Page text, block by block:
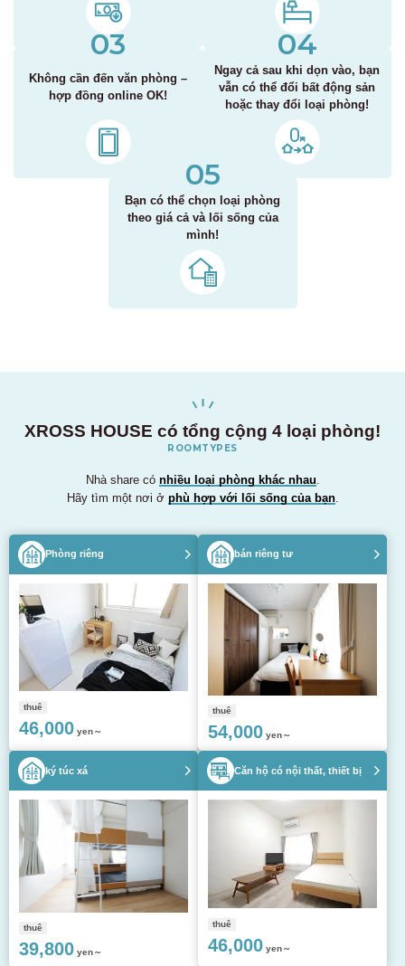
03
Không cần đến văn phòng –
hợp đồng online OK!
04
Ngay cả sau khi dọn vào, bạn
vẫn có thể đổi bất động sản
hoặc thay đổi loại phòng!
05
Bạn có thể chọn loại phòng
theo giá cả và lối sống của
mình!
XROSS HOUSE có tổng cộng 4 loại phòng!
ROOMTYPES
Nhà share có nhiều loại phòng khác nhau
Hãy tìm một nơi ở phù hợp với lối sống của bạn.
Phòng riêng
thuê
46,000 yen～
bán riêng tư
thuê
54,000 yen～
ký túc xá
thuê
39,800 yen～
Căn hộ có nội thất, thiết bị
thuê
46,000 yen～